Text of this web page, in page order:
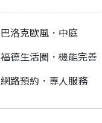
巴洛克歐風．中庭
福德生活圈．機能完善
網路預約．專人服務